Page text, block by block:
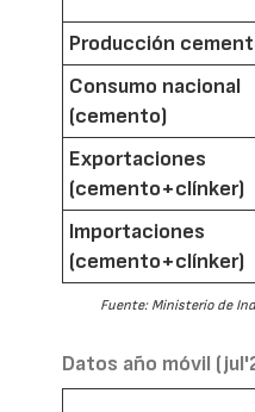
Producción
Consumo nacional
(cemento)
Exportaciones
(cemento+clínker)
Importaciones
(cemento+clínker)
Fuente: Ministerio de
Datos año móvil